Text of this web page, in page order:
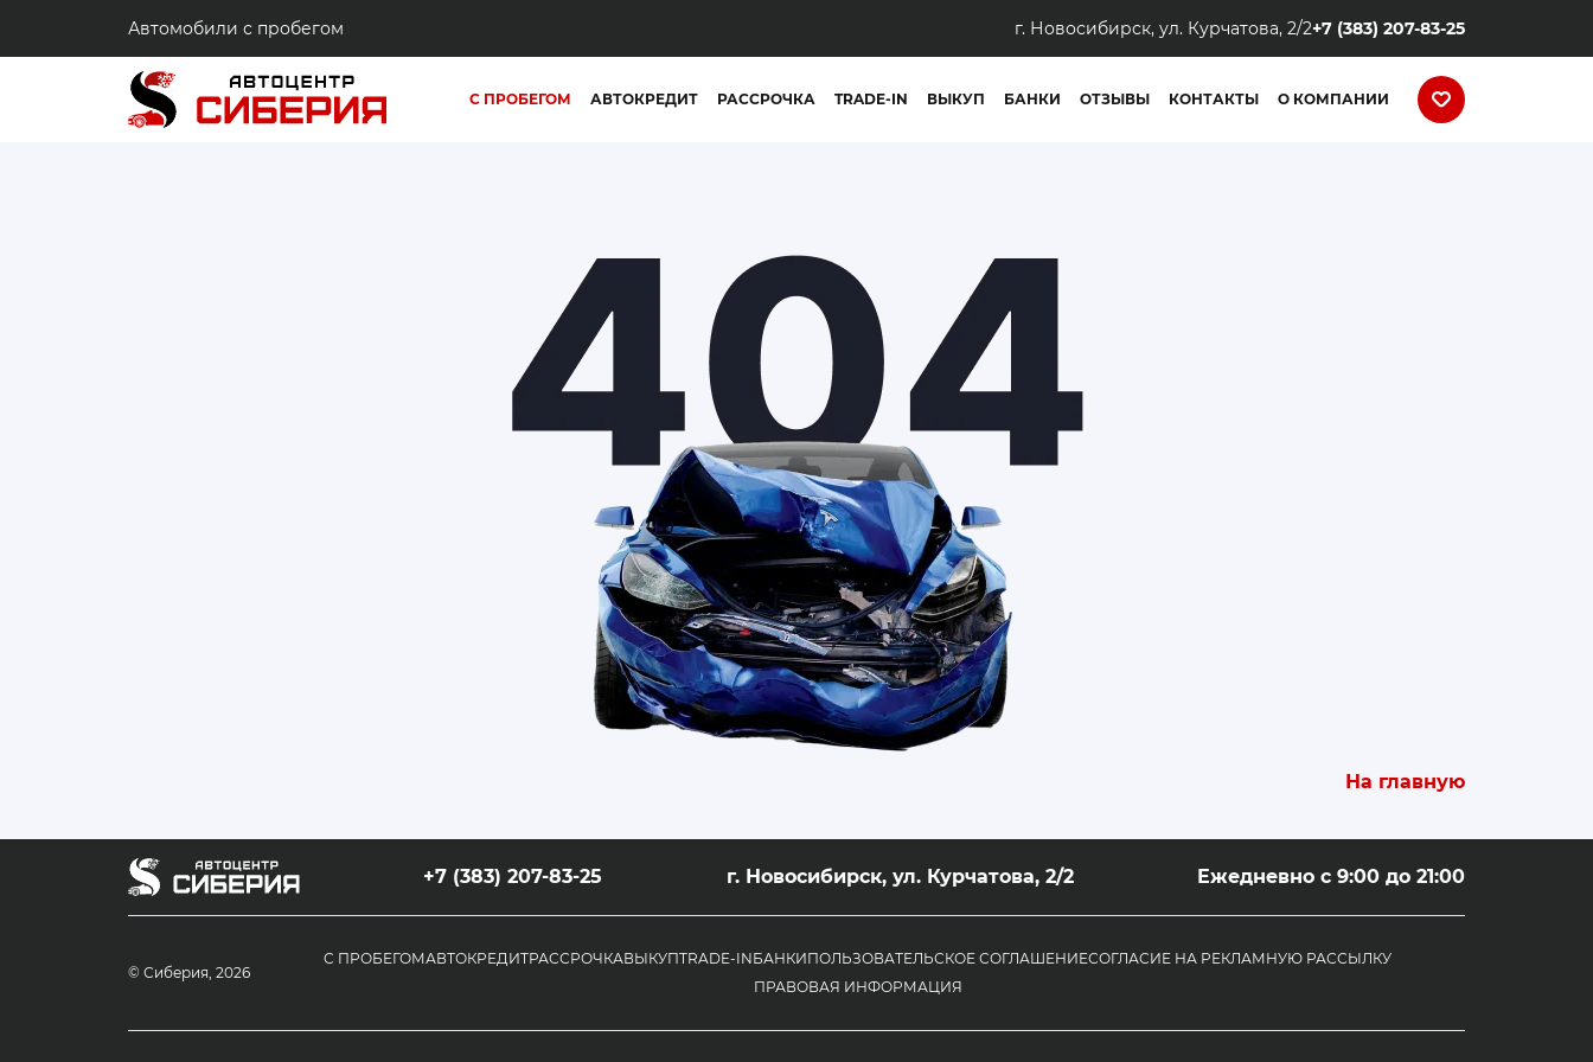
Автомобили с пробегом г. Новосибирск, ул. Курчатова, 2/2+7 (383) 207-83-25
С ПРОБЕГОМ АВТОКРЕДИТ РАССРОЧКА TRADE-IN ВЫКУП БАНКИ ОТЗЫВЫ КОНТАКТЫ О КОМПАНИИ
На главную
+7 (383) 207-83-25 г. Новосибирск, ул. Курчатова, 2/2 Ежедневно с 9:00 до 21:00
© Сиберия, 2026
C ПРОБЕГОМАВТОКРЕДИТРАССРОЧКАВЫКУПTRADE-INБАНКИПОЛЬЗОВАТЕЛЬСКОЕ СОГЛАШЕНИЕСОГЛАСИЕ НА РЕКЛАМНУЮ РАССЫЛКУ
ПРАВОВАЯ ИНФОРМАЦИЯ